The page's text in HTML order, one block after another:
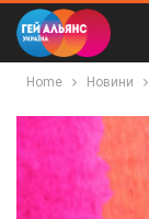
Home Новини